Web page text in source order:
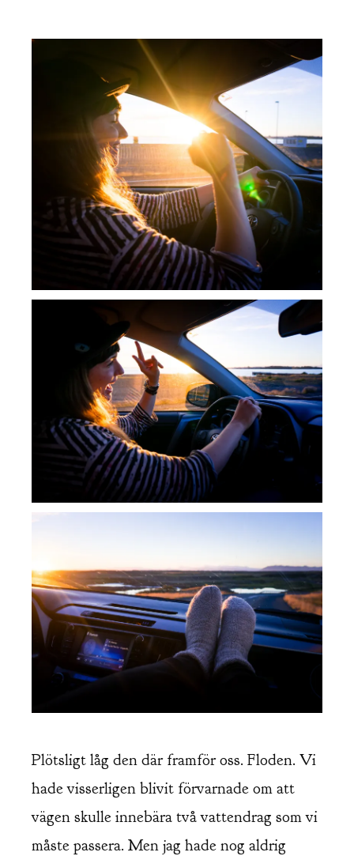
Plötsligt låg den där framför oss. Floden. Vi
hade visserligen blivit förvarnade om att
vägen skulle innebära två vattendrag som vi
måste passera. Men jag hade nog aldrig